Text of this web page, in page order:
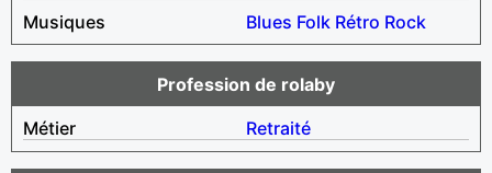
Musiques
Blues Folk Rétro Rock
Profession de rolaby
Métier
Retraité